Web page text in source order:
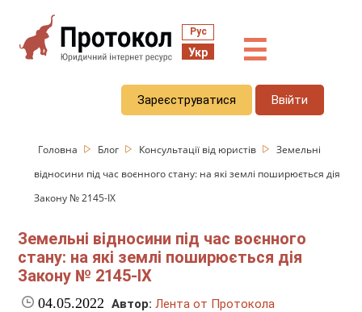
Рус
Укр ☰
Зареєструватися Ввійти
Головна Блог Консультації від юристів
Земельні
відносини під час воєнного стану: на які землі поширюється дія
Закону № 2145-IX
Земельні відносини під час воєнного
стану: на які землі поширюється дія
Закону № 2145-IX
04.05.2022 Автор: Лента от Протокола